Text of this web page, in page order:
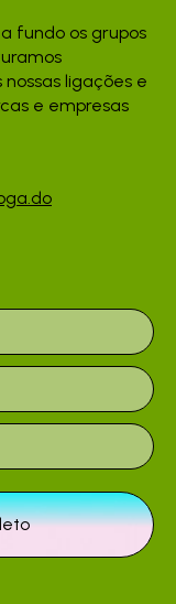
fundo os grupos
ligações e
e empresas